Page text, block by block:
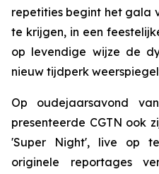
repetities begint het gala
te krijgen, in een
op levendige wijze de
nieuw tijdperk
Op oudejaarsavond
presenteerde CGTN ook
'Super Night', live op
originele reportages